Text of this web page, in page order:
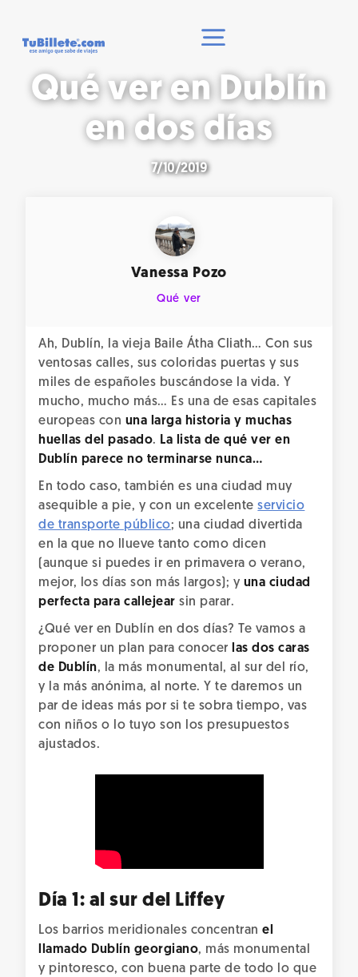
Qué ver en Dublín
en dos días
7/10/2019
Vanessa Pozo
Qué ver
Ah, Dublín, la vieja Baile Átha Cliath… Con sus
ventosas calles, sus coloridas puertas y sus
miles de españoles buscándose la vida. Y
mucho, mucho más… Es una de esas capitales
europeas con una larga historia y muchas
huellas del pasado. La lista de qué ver en
Dublín parece no terminarse nunca…
En todo caso, también es una ciudad muy
asequible a pie, y con un excelenteservicio
de transporte público; una ciudad divertida
en la que no llueve tanto como dicen
(aunque si puedes ir en primavera o verano,
mejor, los días son más largos); y una ciudad
perfecta para callejear sin parar.
¿Qué ver en Dublín en dos días? Te vamos a
proponer un plan para conocer
las dos caras
de Dublín, la más monumental, al sur del río,
y la más anónima, al norte. Y te daremos un
par de ideas más por si te sobra tiempo, vas
con niños o lo tuyo son los presupuestos
ajustados.
Día 1: al sur del Liffey
Los barrios meridionales concentranel
llamado Dublín georgiano, más monumental
y pintoresco, con buena parte de todo lo que